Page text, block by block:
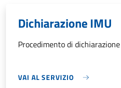
Dichiarazione IMU
Procedimento di
VAI AL SERVIZIO